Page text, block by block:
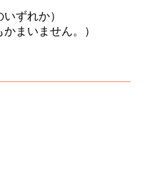
ずれか）
まいません。）